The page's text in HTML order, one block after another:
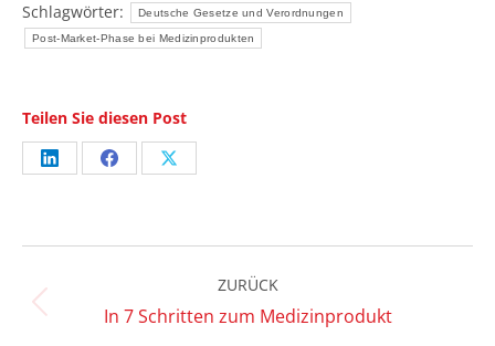
Schlagwörter:
Deutsche Gesetze und Verordnungen
Post-Market-Phase bei Medizinprodukten
Teilen Sie diesen Post
Share
LinkedIn
Share
Facebook
Share
X
Kommentarnavigation
ZURÜCK
Vorheriger
In 7 Schritten zum Medizinprodukt